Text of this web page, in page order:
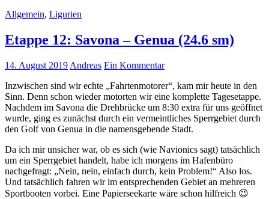
Allgemein, Ligurien
Etappe 12: Savona – Genua (24.6 sm)
14. August 2019 Andreas Ein Kommentar
Inzwischen sind wir echte „Fahrtenmotorer“, kam mir heute in den
Sinn. Denn schon wieder motorten wir eine komplette Tagesetappe.
Nachdem im Savona die Drehbrücke um 8:30 extra für uns geöffnet
wurde, ging es zunächst durch ein vermeintliches Sperrgebiet durch
den Golf von Genua in die namensgebende Stadt.
Da ich mir unsicher war, ob es sich (wie Navionics sagt) tatsächlich
um ein Sperrgebiet handelt, habe ich morgens im Hafenbüro
nachgefragt: „Nein, nein, einfach durch, kein Problem!“ Also los.
Und tatsächlich fahren wir im entsprechenden Gebiet an mehreren
Sportbooten vorbei. Eine Papierseekarte wäre schon hilfreich 😉